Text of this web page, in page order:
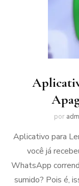
por
Aplicativo para
você já
WhatsApp
sumido? Pois é,